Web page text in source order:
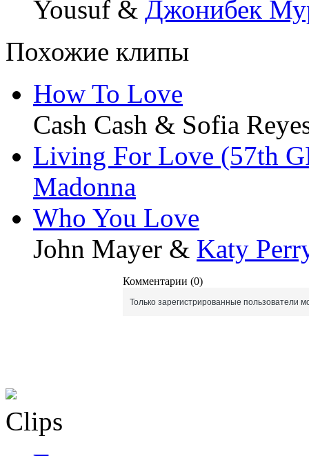
Yousuf & Джонибек
Похожие клипы
How To Love
Cash Cash & Sofia
Living For Love (57th
Madonna
Who You Love
John Mayer & Katy
Комментарии (0)
Только зарегистрированные пользователи
Clips